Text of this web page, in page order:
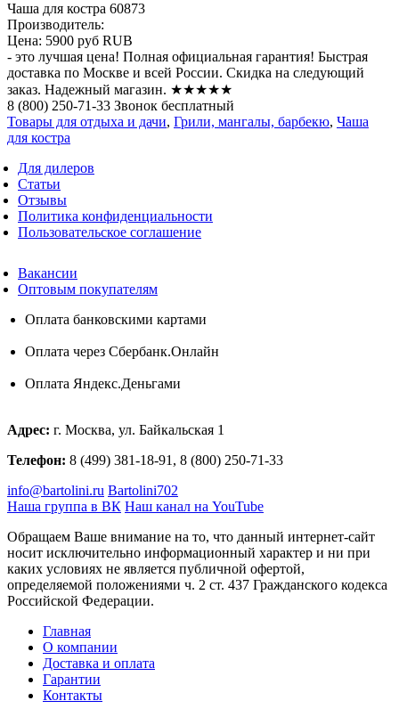
Чаша для костра 60873
Производитель:
Цена: 5900 руб RUB
- это лучшая цена! Полная официальная гарантия! Быстрая
доставка по Москве и всей России. Скидка на следующий
заказ. Надежный магазин. ★★★★★
8 (800) 250-71-33 Звонок бесплатный
Товары для отдыха и дачи, Грили, мангалы, барбекю, Чаша
для костра
Для дилеров
Статьи
Отзывы
Политика конфиденциальности
Пользовательское соглашение
Вакансии
Оптовым покупателям
Оплата банковскими картами
Оплата через Сбербанк.Онлайн
Оплата Яндекс.Деньгами
Адрес: г. Москва, ул. Байкальская 1
Телефон: 8 (499) 381-18-91, 8 (800) 250-71-33
info@bartolini.ru Bartolini702
Наша группа в ВК Наш канал на YouTube
Обращаем Ваше внимание на то, что данный интернет-сайт
носит исключительно информационный характер и ни при
каких условиях не является публичной офертой,
определяемой положениями ч. 2 ст. 437 Гражданского кодекса
Российской Федерации.
Главная
О компании
Доставка и оплата
Гарантии
Контакты